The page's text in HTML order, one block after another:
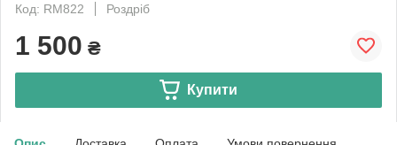
Код: RM822
Роздріб
1 500 ₴
Купити